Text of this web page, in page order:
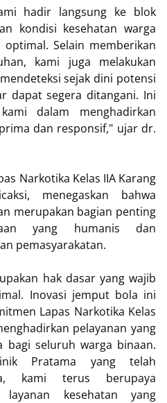
hadir langsung ke blok
kondisi kesehatan warga
Selain memberikan
kami juga melakukan
sejak dini potensi
dapat segera ditangani. Ini
dalam menghadirkan
dan responsif," ujar dr.
Narkotika Kelas IIA Karang
menegaskan bahwa
merupakan bagian penting
yang humanis dan
pemasyarakatan.
hak dasar yang wajib
Inovasi jemput bola ini
Lapas Narkotika Kelas
pelayanan yang
bagi seluruh warga binaan.
Pratama yang telah
kami terus berupaya
layanan kesehatan yang